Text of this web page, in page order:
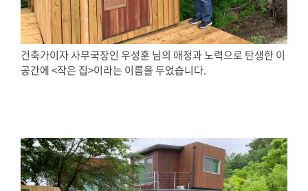
건축가이자 사무국장인 우성훈 님의 애정과 노력으로 탄생한 이
공간에 <작은 집>이라는 이름을 두었습니다.